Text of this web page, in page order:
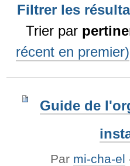
Filtrer les
Trier par
récent en premier)
Guide de
Par mi-cha-el